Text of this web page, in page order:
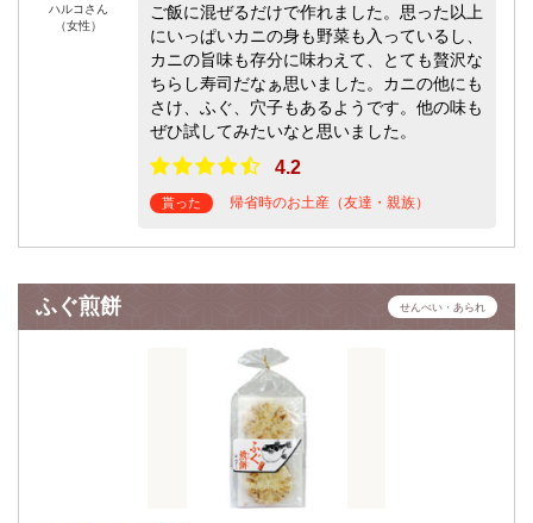
ハルコさん
（女性）
ご飯に混ぜるだけで作れました。思った以上
にいっぱいカニの身も野菜も入っているし、
カニの旨味も存分に味わえて、とても贅沢な
ちらし寿司だなぁ思いました。カニの他にも
さけ、ふぐ、穴子もあるようです。他の味も
ぜひ試してみたいなと思いました。
4.2
貰った 帰省時のお土産（友達・親族）
ふぐ煎餅 せんべい・あられ